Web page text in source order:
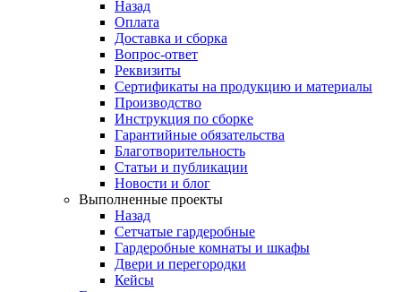
Назад
Оплата
Доставка и сборка
Вопрос-ответ
Реквизиты
Сертификаты на продукцию и материалы
Производство
Инструкция по сборке
Гарантийные обязательства
Благотворительность
Статьи и публикации
Новости и блог
Выполненные проекты
Назад
Сетчатые гардеробные
Гардеробные комнаты и шкафы
Двери и перегородки
Кейсы